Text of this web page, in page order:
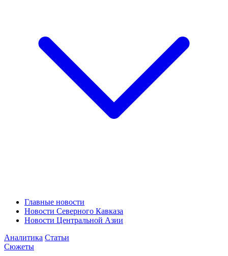
Главные новости
Новости Северного Кавказа
Новости Центральной Азии
Аналитика Статьи
Сюжеты